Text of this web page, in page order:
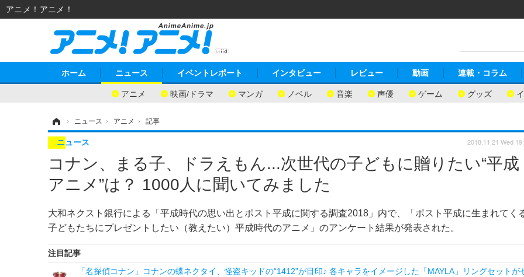
ホーム ニュース
アニメ 映画/ドラマ マンガ ノベル 音楽 声優 ゲーム グッズ
イベントレポート インタビュー レビュー 動画 連載・コラム
› ニュース › アニメ › 記事
コナン、まる子、ドラえもん...次世代の子どもに贈りたい“平成
アニメ”は？ 1000人に聞いてみました
大和ネクスト銀行による「平成時代の思い出とポスト平成に関する調査2018」内で、「ポスト平成に生まれてく
子どもたちにプレゼントしたい（教えたい）平成時代のアニメ」のアンケート結果が発表された。
ニュース 2018.11.21 Wed
注目記事
「名探偵コナン」コナンの蝶ネクタイ、怪盗キッドの“1412”が目印♪ 各キャラをイメージした「MAYLA」リングセットが
アニメ！アニメ！